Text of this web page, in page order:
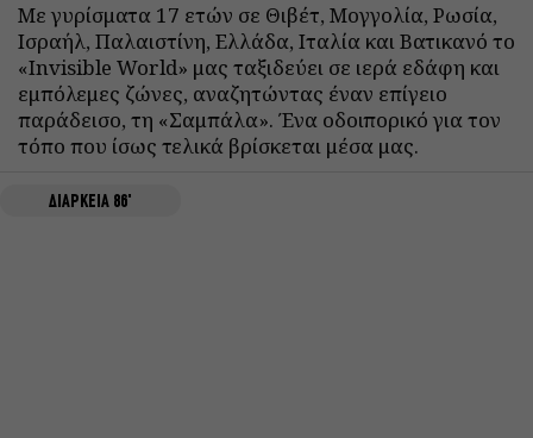
Με γυρίσματα 17 ετών σε Θιβέτ, Μογγολία, Ρωσία,
Ισραήλ, Παλαιστίνη, Ελλάδα, Ιταλία και Βατικανό το
«Invisible World» μας ταξιδεύει σε ιερά εδάφη και
εμπόλεμες ζώνες, αναζητώντας έναν επίγειο
παράδεισο, τη «Σαμπάλα». Ένα οδοιπορικό για τον
τόπο που ίσως τελικά βρίσκεται μέσα μας.
ΔΙΑΡΚΕΙΑ 86'